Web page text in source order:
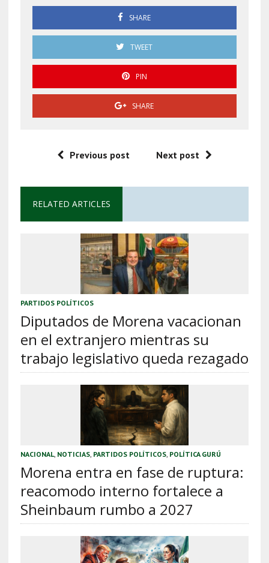
SHARE
TWEET
PIN
SHARE
Previous post Next post
RELATED ARTICLES
PARTIDOS POLÍTICOS
Diputados de Morena vacacionan
en el extranjero mientras su
trabajo legislativo queda rezagado
NACIONAL, NOTICIAS, PARTIDOS POLÍTICOS, POLÍTICA GURÚ
Morena entra en fase de ruptura:
reacomodo interno fortalece a
Sheinbaum rumbo a 2027